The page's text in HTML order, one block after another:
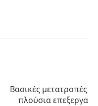
Βασικές μετατροπές
πλούσια